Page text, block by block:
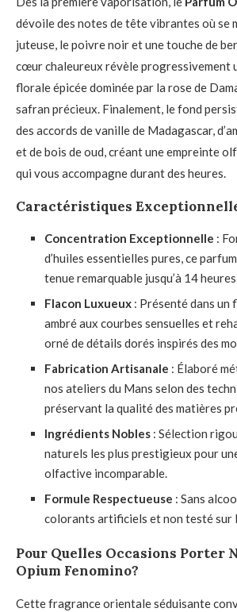
dévoile des notes de tête vibrantes où se
juteuse, le poivre noir et une touche de
cœur chaleureux révèle progressivement
florale épicée dominée par la rose de
safran précieux. Finalement, le fond
des accords de vanille de Madagascar,
et de bois de oud, créant une empreinte
qui vous accompagne durant des heures.
Caractéristiques
Concentration Exceptionnelle :
d’huiles essentielles pures, ce
tenue remarquable jusqu’à 14
Flacon Luxueux : Présenté dans un
ambré aux courbes sensuelles et
orné de détails dorés inspirés des
Fabrication Artisanale : Élaboré
nos ateliers du Mans selon des
préservant la qualité des matières
Ingrédients Nobles : Sélection
naturels les plus prestigieux pour
olfactive incomparable.
Formule Respectueuse : Sans
colorants artificiels et non testé sur
Pour Quelles Occasions Porter
Opium Fenomino?
Cette fragrance orientale séduisante